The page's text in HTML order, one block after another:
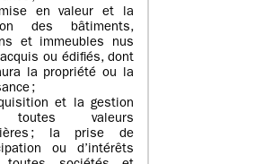
en valeur et la
des bâtiments,
et immeubles nus
ou édifiés, dont
la propriété ou la
;
et la gestion
valeurs
; la prise de
ou d’intérêts